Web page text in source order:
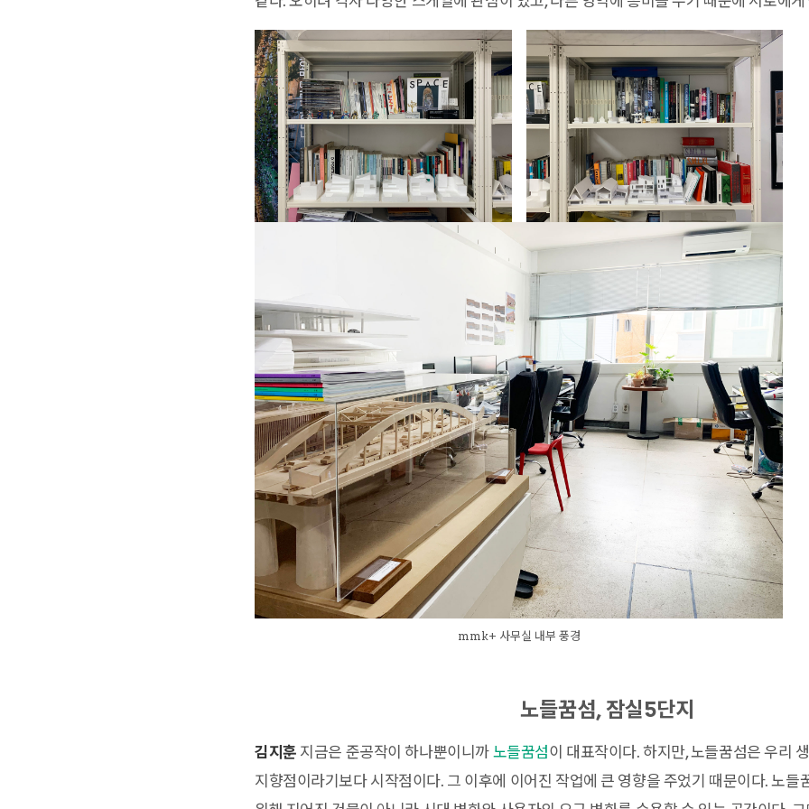
mmk+ 사무실 내부 풍경
노들꿈섬, 잠실5단지
김지훈 지금은 준공작이 하나뿐이니까 노들꿈섬이 대표작이다. 하지만, 노들꿈섬은 우리
지향점이라기보다 시작점이다. 그 이후에 이어진 작업에 큰 영향을 주었기 때문이다. 노들